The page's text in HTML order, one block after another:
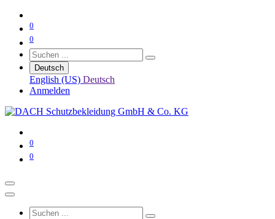
0
0
Deutsch
English (US) Deutsch
Anmelden
0
0